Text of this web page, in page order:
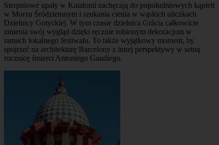
Sierpniowe upały w Katalonii zachęcają do popołudniowych kąpieli
w Morzu Śródziemnym i szukania cienia w wąskich uliczkach
Dzielnicy Gotyckiej. W tym czasie dzielnica Gràcia całkowicie
zmienia swój wygląd dzięki ręcznie robionym dekoracjom w
ramach lokalnego festiwalu. To także wyjątkowy moment, by
spojrzeć na architekturę Barcelony z innej perspektywy w setną
rocznicę śmierci Antoniego Gaudiego.